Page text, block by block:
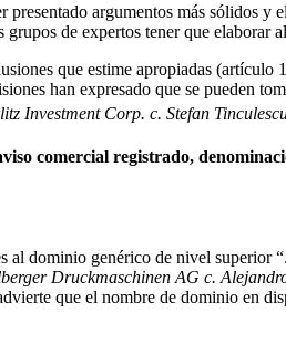
argumentos más sólidos y
de expertos tener que elaborar
que estime apropiadas
han expresado que se pueden
Investment Corp. c. Stefan
comercial registrado,
dominio genérico de nivel superior
Druckmaschinen AG c.
que el nombre de dominio en